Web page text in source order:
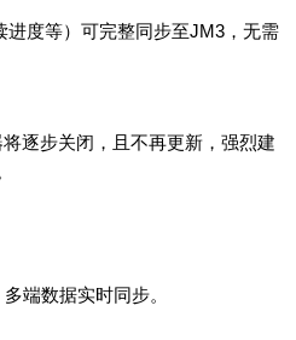
度等）可完整同步至JM3，无需
逐步关闭，且不再更新，强烈建
端数据实时同步。